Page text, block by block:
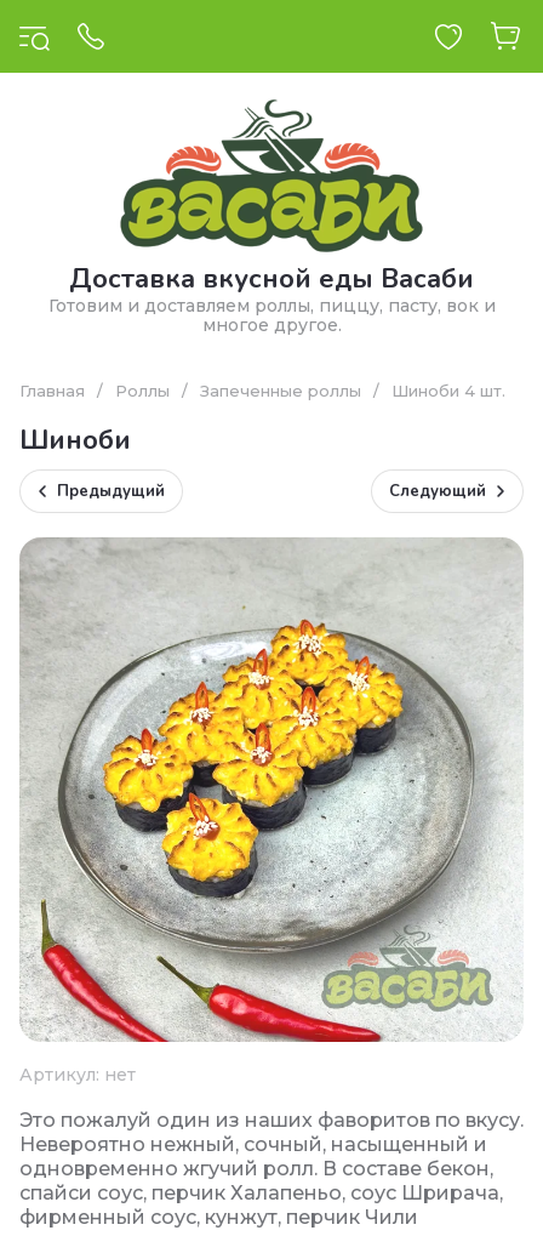
Доставка вкусной еды Васаби
Готовим и доставляем роллы, пиццу, пасту, вок и
многое другое.
Главная / Роллы / Запеченные роллы / Шиноби 4 шт.
Шиноби
Предыдущий Следующий
Артикул: нет
Это пожалуй один из наших фаворитов по вкусу.
Невероятно нежный, сочный, насыщенный и
одновременно жгучий ролл. В составе бекон,
спайси соус, перчик Халапеньо, соус Шрирача,
фирменный соус, кунжут, перчик Чили